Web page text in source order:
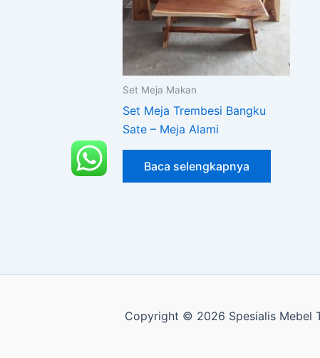
Set Meja Makan
Set Meja Trembesi Bangku
Sate – Meja Alami
Baca selengkapnya
Copyright © 2026 Spesialis Mebel